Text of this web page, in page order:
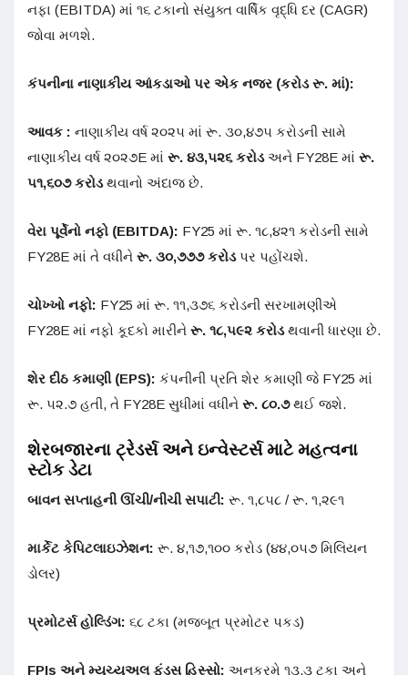
નફા (EBITDA) માં ૧૬ ટકાનો સંયુક્ત વાર્ષિક વૃદ્ધિ દર (CAGR)
જોવા મળશે.
કંપનીના નાણાકીય આંકડાઓ પર એક નજર (કરોડ રૂ. માં):
આવક : નાણાકીય વર્ષ ૨૦૨૫ માં રૂ. ૩૦,૪૭૫ કરોડની સામે
નાણાકીય વર્ષ ૨૦૨૭E માં રૂ. ૪૩,૫૨૬ કરોડઅને FY28E માં રૂ.
૫૧,૬૦૭ કરોડથવાનો અંદાજ છે.
વેરા પૂર્વેનો નફો (EBITDA): FY25 માં રૂ. ૧૮,૪૨૧ કરોડની સામે
FY28E માં તે વધીને રૂ. ૩૦,૭૭૭ કરોડપર પહોંચશે.
ચોખ્ખો નફો: FY25 માં રૂ. ૧૧,૩૭૬ કરોડની સરખામણીએ
FY28E માં નફો કૂદકો મારીને રૂ. ૧૮,૫૯૨ કરોડથવાની ધારણા છે.
શેર દીઠ કમાણી (EPS): કંપનીની પ્રતિ શેર કમાણી જે FY25 માં
રૂ. ૫૨.૭ હતી, તે FY28E સુધીમાં વધીને રૂ. ૮૦.૭થઈ જશે.
શેરબજારના ટ્રેડર્સ અને ઇન્વેસ્ટર્સ માટે મહત્વના
સ્ટોક ડેટા
બાવન સપ્તાહની ઊંચી/નીચી સપાટી: રૂ. ૧,૮૫૮ / રૂ. ૧,૨૯૧
માર્કેટ કેપિટલાઇઝેશન: રૂ. ૪,૧૭,૧૦૦ કરોડ (૪૪,૦૫૭ મિલિયન
ડોલર)
પ્રમોટર્સ હોલ્ડિંગ: ૬૮ ટકા (મજબૂત પ્રમોટર પકડ)
FPIs અને મ્યુચ્યુઅલ ફંડ્સ હિસ્સો: અનુક્રમે ૧૩.૩ ટકા અને